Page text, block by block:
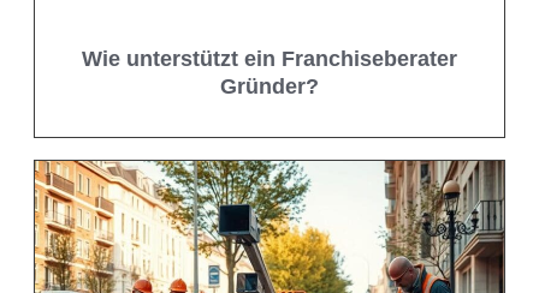
Wie unterstützt ein Franchiseberater
Gründer?